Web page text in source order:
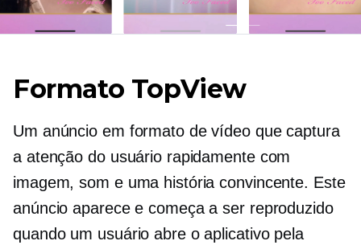
Formato TopView
Um anúncio em formato de vídeo que captura
a atenção do usuário rapidamente com
imagem, som e uma história convincente. Este
anúncio aparece e começa a ser reproduzido
quando um usuário abre o aplicativo pela